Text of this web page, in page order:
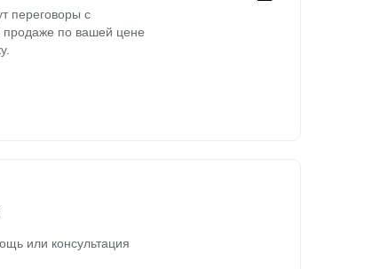
переговоры с
по вашей цене
или консультация